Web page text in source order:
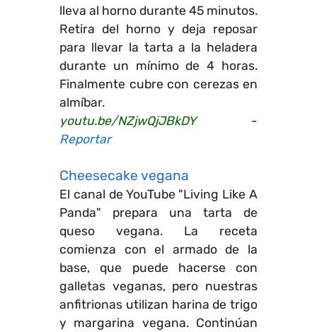
lleva al horno durante 45 minutos.
Retira del horno y deja reposar
para llevar la tarta a la heladera
durante un mínimo de 4 horas.
Finalmente cubre con cerezas en
almíbar.
youtu.be/NZjwQjJBkDY-
Reportar
Cheesecake vegana
El canal de YouTube "Living Like A
Panda" prepara una tarta de
queso vegana. La receta
comienza con el armado de la
base, que puede hacerse con
galletas veganas, pero nuestras
anfitrionas utilizan harina de trigo
y margarina vegana. Continúan